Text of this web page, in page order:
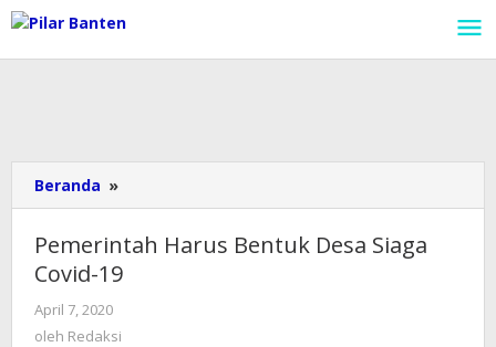
Lewati
ke
konten
Beranda »
Harus
Bentuk
Desa
Siaga
Pemerintah Harus Bentuk Desa Siaga
Covid-19
April 7, 2020
oleh Redaksi